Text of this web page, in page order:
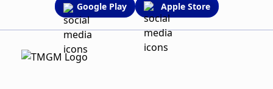
Google Play Apple Store